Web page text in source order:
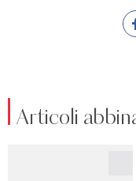
Articoli